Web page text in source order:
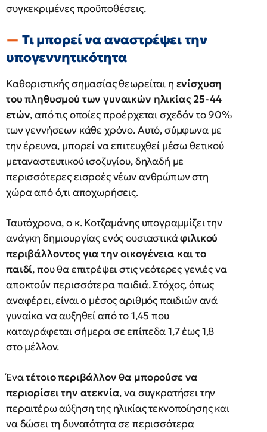
συγκεκριμένες προϋποθέσεις.
Τι μπορεί να αναστρέψει την
υπογεννητικότητα
Καθοριστικής σημασίας θεωρείται η ενίσχυση
του πληθυσμού των γυναικών ηλικίας 25-44
ετών, από τις οποίες προέρχεται σχεδόν το 90%
των γεννήσεων κάθε χρόνο. Αυτό, σύμφωνα με
την έρευνα, μπορεί να επιτευχθεί μέσω θετικού
μεταναστευτικού ισοζυγίου, δηλαδή με
περισσότερες εισροές νέων ανθρώπων στη
χώρα από ό,τι αποχωρήσεις.
Ταυτόχρονα, ο κ. Κοτζαμάνης υπογραμμίζει την
ανάγκη δημιουργίας ενός ουσιαστικάφιλικού
περιβάλλοντος για την οικογένεια και το
παιδί, που θα επιτρέψει στις νεότερες γενιές να
αποκτούν περισσότερα παιδιά. Στόχος, όπως
αναφέρει, είναι ο μέσος αριθμός παιδιών ανά
γυναίκα να αυξηθεί από το 1,45 που
καταγράφεται σήμερα σε επίπεδα 1,7 έως 1,8
στο μέλλον.
Ένατέτοιο περιβάλλον θα μπορούσε να
περιορίσει την ατεκνία, να συγκρατήσει την
περαιτέρω αύξηση της ηλικίας τεκνοποίησης και
να δώσει τη δυνατότητα σε περισσότερα